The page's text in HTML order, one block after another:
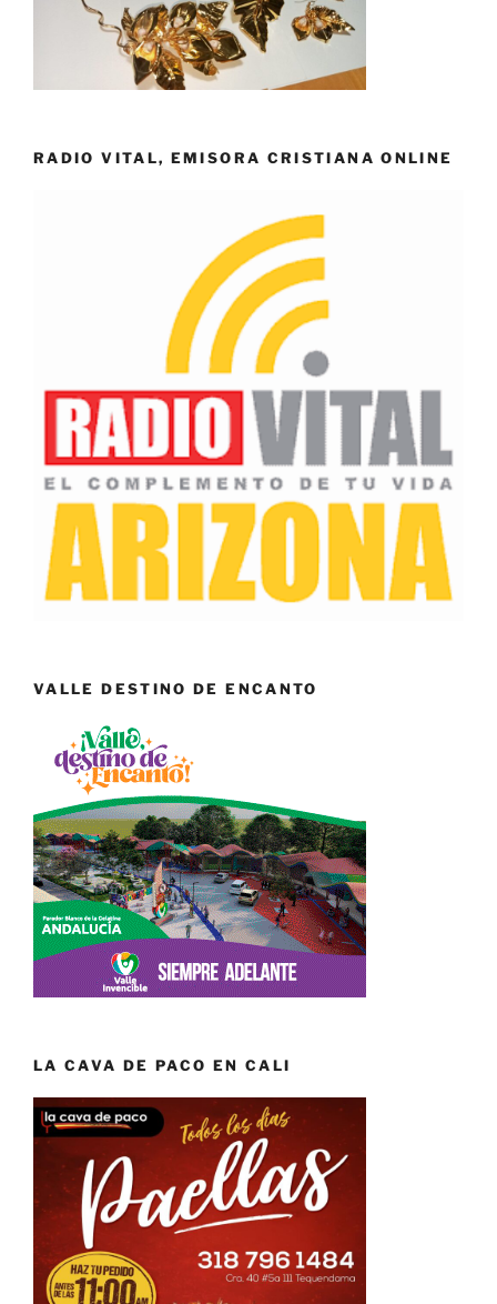
RADIO VITAL, EMISORA CRISTIANA ONLINE
VALLE DESTINO DE ENCANTO
LA CAVA DE PACO EN CALI